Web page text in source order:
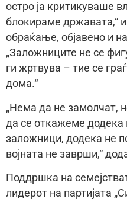
остро ја критикуваше
блокираме државата,“
обраќање, објавено и
„Заложниците не се
ги жртвува – тие се
дома.“
„Нема да не замолчат,
да се откажеме додека
заложници, додека не
војната не заврши,“
Поддршка на
лидерот на партијата